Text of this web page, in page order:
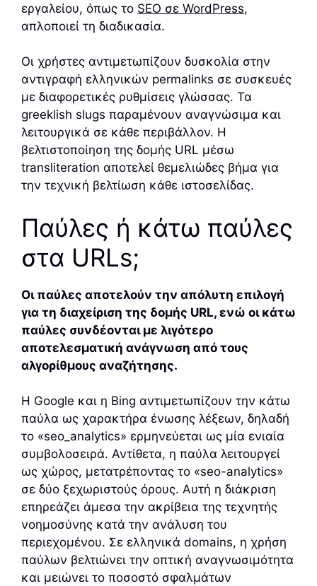
εργαλείου, όπως το SEO σε WordPress,
απλοποιεί τη διαδικασία.
Οι χρήστες αντιμετωπίζουν δυσκολία στην
αντιγραφή ελληνικών permalinks σε συσκευές
με διαφορετικές ρυθμίσεις γλώσσας. Τα
greeklish slugs παραμένουν αναγνώσιμα και
λειτουργικά σε κάθε περιβάλλον. Η
βελτιστοποίηση της δομής URL μέσω
transliteration αποτελεί θεμελιώδες βήμα για
την τεχνική βελτίωση κάθε ιστοσελίδας.
Παύλες ή κάτω παύλες
στα URLs;
Οι παύλες αποτελούν την απόλυτη επιλογή
για τη διαχείριση της δομής URL, ενώ οι κάτω
παύλες συνδέονται με λιγότερο
αποτελεσματική ανάγνωση από τους
αλγορίθμους αναζήτησης.
Η Google και η Bing αντιμετωπίζουν την κάτω
παύλα ως χαρακτήρα ένωσης λέξεων, δηλαδή
το «seo_analytics» ερμηνεύεται ως μία ενιαία
συμβολοσειρά. Αντίθετα, η παύλα λειτουργεί
ως χώρος, μετατρέποντας το «seo-analytics»
σε δύο ξεχωριστούς όρους. Αυτή η διάκριση
επηρεάζει άμεσα την ακρίβεια της τεχνητής
νοημοσύνης κατά την ανάλυση του
περιεχομένου. Σε ελληνικά domains, η χρήση
παύλων βελτιώνει την οπτική αναγνωσιμότητα
και μειώνει το ποσοστό σφαλμάτων